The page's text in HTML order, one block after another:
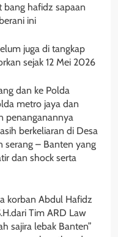
bang hafidz sapaan
ini
juga di tangkap
sejak 12 Mei 2026
dan ke Polda
metro jaya dan
penanganannya
berkeliaran di Desa
serang – Banten yang
dan shock serta
korban Abdul Hafidz
Tim ARD Law
sajira lebak Banten”